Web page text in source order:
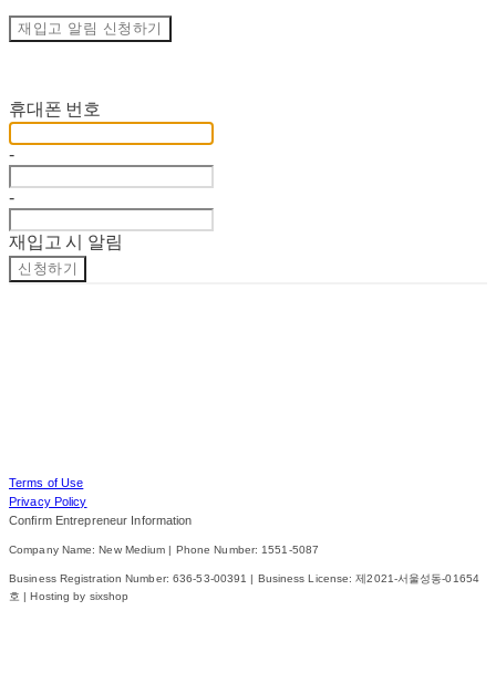
재입고 알림 신청하기
휴대폰 번호
-
-
재입고 시 알림
신청하기
Terms of Use
Privacy Policy
Confirm Entrepreneur Information
Company Name: New Medium | Phone Number: 1551-5087
Business Registration Number: 636-53-00391 | Business License:제2021-서울성동-01654
호 | Hosting by sixshop